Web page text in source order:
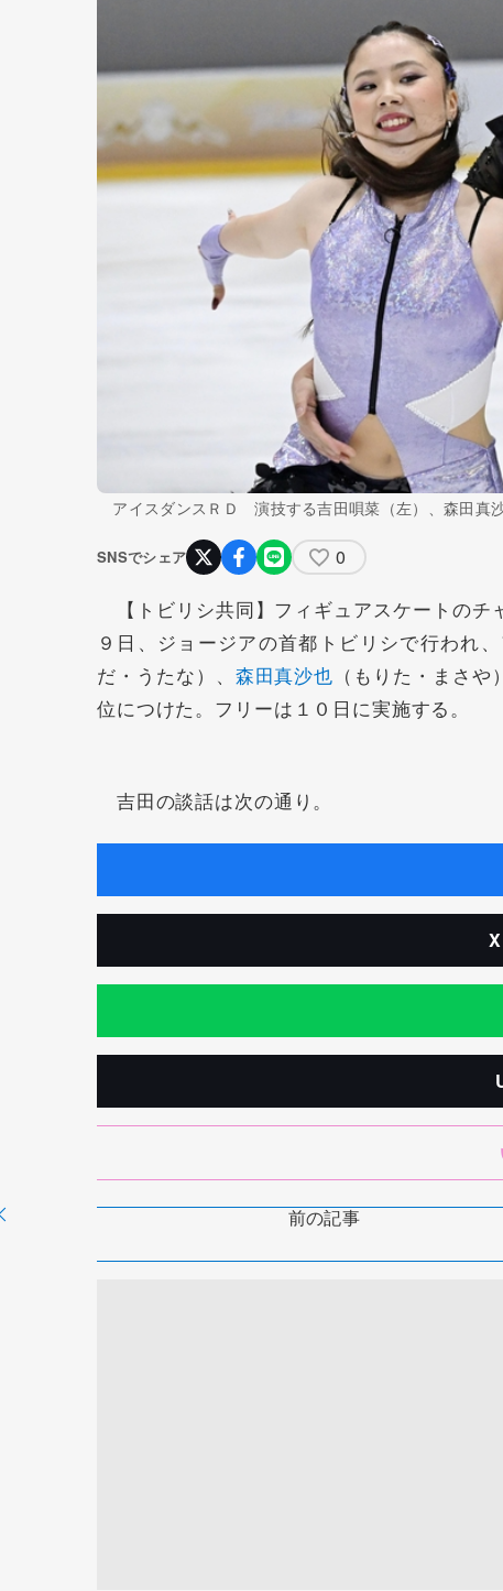
アイスダンスＲＤ 演技する吉田唄菜（左）、森田真沙
SNSでシェア 0
【トビリシ共同】フィギュアスケートのチ
９日、ジョージアの首都トビリシで行われ
だ・うたな）、 森田真沙也 （もりた・まさ
位につけた。フリーは１０日に実施する。
吉田の談話は次の通り。
前の記事